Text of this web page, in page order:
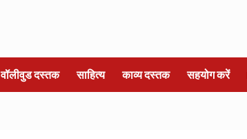
वॉलीवुड दस्तक साहित्य काव्य दस्तक सहयोग करें